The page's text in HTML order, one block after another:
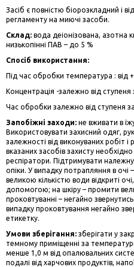
Засіб є повністю біорозкладний і
регламенту на миючі засоби.
Склад: вода деіонізована, азотна
низькопінні ПАВ – до 5 %
Спосіб використання:
Під час обробки температура : від
Концентрація -залежно від
Час обробки залежно від ступеня
Запобіжні заходи: не вживати в
Використовувати захисний одяг,
залежності від виконуваних робіт
вказаних засобів захисту
респіратори. Підтримувати
опіки. У випадку потрапляння в
великою кількістю води відкриті
допомогою; на шкіру – промити
проковтуванні – негайно
випадку проковтування негайно
етикетку.
Умови зберігання: зберігати у
темному приміщенні за
менше 1,0 м від опалювальних
подалі від харчових продуктів,